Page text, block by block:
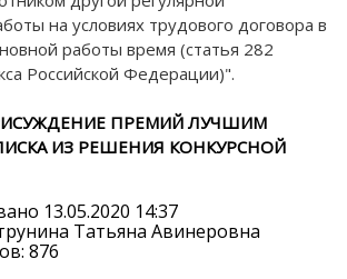
на условиях трудового договора в
работы время (статья 282
Российской Федерации)".
ПРЕМИЙ ЛУЧШИМ
ИЗ РЕШЕНИЯ КОНКУРСНОЙ
13.05.2020 14:37
Татьяна Авинеровна
876